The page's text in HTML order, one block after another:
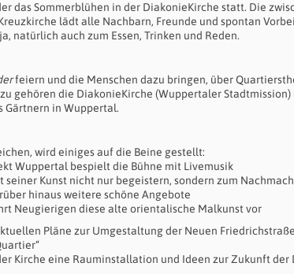
das Sommerblühen in der DiakonieKirche statt. Die
lädt alle Nachbarn, Freunde und spontan
natürlich auch zum Essen, Trinken und Reden.
feiern und die Menschen dazu bringen, über
gehören die DiakonieKirche (Wuppertaler
Gärtnern in Wuppertal.
wird einiges auf die Beine gestellt:
Wuppertal bespielt die Bühne mit Livemusik
seiner Kunst nicht nur begeistern, sondern zum
hinaus weitere schöne Angebote
Neugierigen diese alte orientalische Malkunst vor
Pläne zur Umgestaltung der Neuen
Kirche eine Rauminstallation und Ideen zur Zukunft der